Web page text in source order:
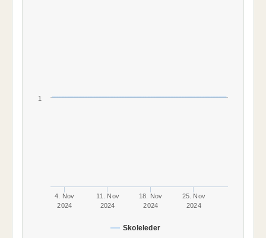
Skoleleder
4. Nov
2024
11. Nov
2024
18. Nov
2024
25. Nov
2024
1